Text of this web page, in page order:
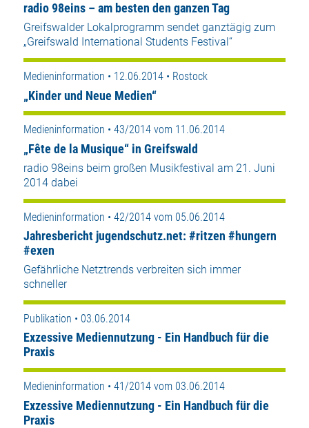
radio 98eins – am besten den ganzen Tag
Greifswalder Lokalprogramm sendet ganztägig zum
„Greifswald International Students Festival“
Medieninformation • 12.06.2014 • Rostock
„Kinder und Neue Medien“
Medieninformation • 43/2014 vom 11.06.2014
„Fête de la Musique“ in Greifswald
radio 98eins beim großen Musikfestival am 21. Juni
2014 dabei
Medieninformation • 42/2014 vom 05.06.2014
Jahresbericht jugendschutz.net: #ritzen #hungern
#exen
Gefährliche Netztrends verbreiten sich immer
schneller
Publikation • 03.06.2014
Exzessive Mediennutzung - Ein Handbuch für die
Praxis
Medieninformation • 41/2014 vom 03.06.2014
Exzessive Mediennutzung - Ein Handbuch für die
Praxis